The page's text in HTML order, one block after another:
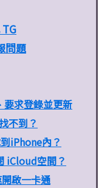
問題
要求登錄並更新
不到？
iPhone內？
iCloud空間？
啟一卡通